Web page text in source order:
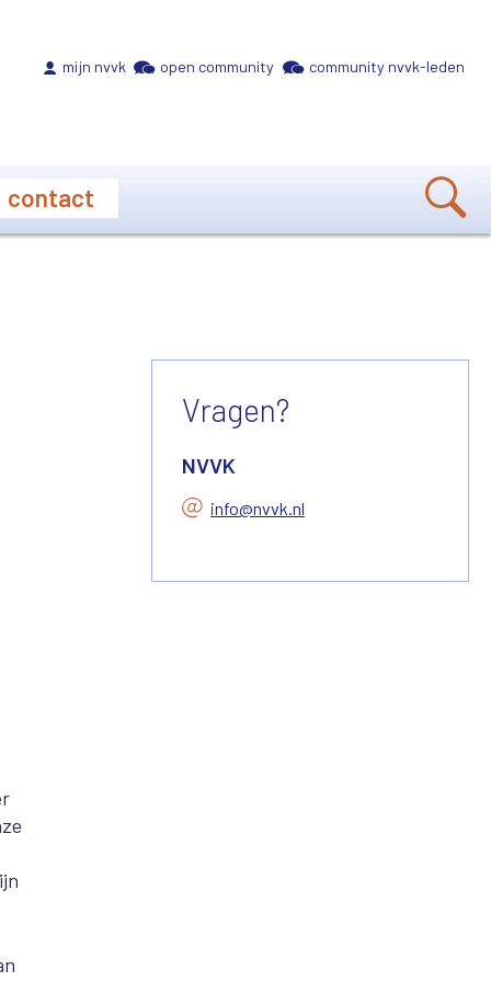
mijn nvvk open community community nvvk-leden
contact
Vragen?
NVVK
info@nvvk.nl